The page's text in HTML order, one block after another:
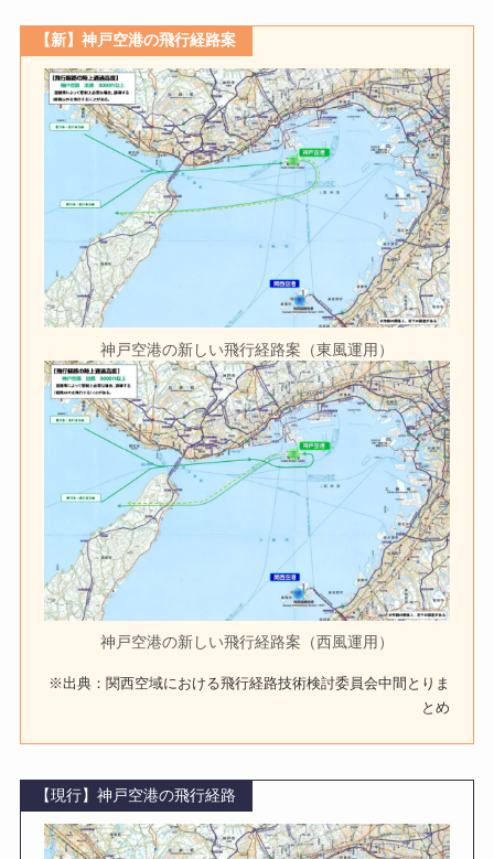
【新】神戸空港の飛行経路案
神戸空港の新しい飛行経路案（東風運用）
神戸空港の新しい飛行経路案（西風運用）
※出典：関西空域における飛行経路技術検討委員会中間とりま
とめ
【現行】神戸空港の飛行経路